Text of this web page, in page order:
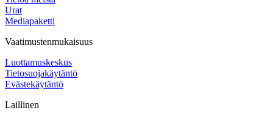
Urat
Mediapaketti
Vaatimustenmukaisuus
Luottamuskeskus
Tietosuojakäytäntö
Evästekäytäntö
Laillinen